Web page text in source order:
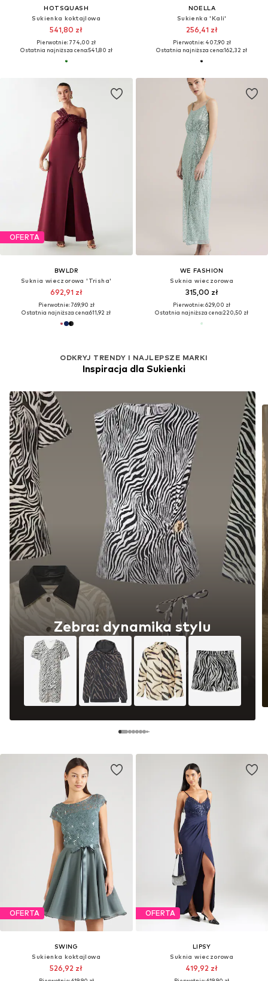
HOTSQUASH
Sukienka koktajlowa
541,80 zł
Pierwotnie: 774,00 zł
Ostatnia najniższa cena:541,80 zł
NOELLA
Sukienka 'Kali'
256,41 zł
Pierwotnie: 407,90 zł
Ostatnia najniższa cena:162,32 zł
OFERTA
BWLDR
Suknia wieczorowa 'Trisha'
692,91 zł
Pierwotnie: 769,90 zł
Ostatnia najniższa cena:611,92 zł
WE FASHION
Suknia wieczorowa
315,00 zł
Pierwotnie: 629,00 zł
Ostatnia najniższa cena:220,50 zł
ODKRYJ TRENDY I NAJLEPSZE MARKI
Inspiracja dla Sukienki
Zebra: dynamika stylu
OFERTA
SWING
Sukienka koktajlowa
526,92 zł
OFERTA
LIPSY
Suknia wieczorowa
419,92 zł